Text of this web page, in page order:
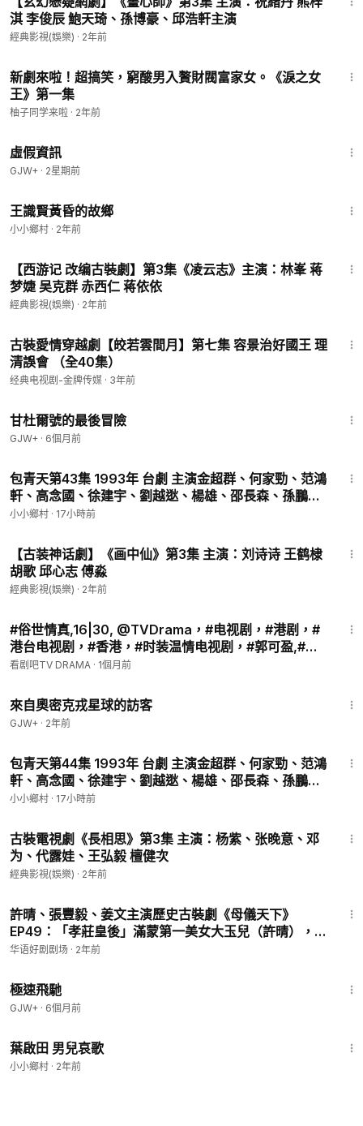
淇 李俊辰 鮑天琦、孫博豪、邱浩軒主演
經典影視(娛樂) · 2年前
新劇來啦！超搞笑，窮酸男入贅財閥富家女。《淚之女
王》第一集
柚子同学来啦 · 2年前
虛假資訊
GJW+ · 2星期前
王識賢黃昏的故鄉
小小鄉村 · 2年前
【西游记 改编古裝劇】第3集《凌云志》主演：林峯 蒋
梦婕 吴克群 赤西仁 蒋依依
經典影視(娛樂) · 2年前
古裝愛情穿越劇【皎若雲間月】第七集 容景治好國王 理
清誤會 （全40集）
经典电视剧-金牌传媒 · 3年前
甘杜爾號的最後冒險
GJW+ · 6個月前
包青天第43集 1993年 台劇 主演金超群、何家勁、范鴻
軒、高念國、徐建宇、劉越逖、楊雄、邵長森、孫鵬、
盧碧雲、曹健
小小鄉村 · 17小時前
【古装神话劇】《画中仙》第3集 主演：刘诗诗 王鹤棣
胡歌 邱心志 傅淼
經典影視(娛樂) · 2年前
#俗世情真,16|30, @TVDrama，#电视剧，#港剧，#
港台电视剧，#香港，#时装温情电视剧，#郭可盈,#谭
耀文,#向海岚,#刘兆铭，#黎耀祥,领衔主演。該劇於
耀文飾），在經歷吸毒被捕及重投社
看剧吧TV DRAMA · 1個月前
來自奧密克戎星球的訪客
GJW+ · 2年前
包青天第44集 1993年 台劇 主演金超群、何家勁、范鴻
軒、高念國、徐建宇、劉越逖、楊雄、邵長森、孫鵬、
盧碧雲、曹健
小小鄉村 · 17小時前
古裝電視劇《長相思》第3集 主演：杨紫、张晚意、邓
为、代露娃、王弘毅 檀健次
經典影視(娛樂) · 2年前
許晴、張豐毅、姜文主演歷史古裝劇《母儀天下》
EP49：「孝莊皇後」滿蒙第一美女大玉兒（許晴），美
麗溫柔，端莊恬靜。對多爾袞情深意重。比多爾袞更智
全大局
华语好剧剧场 · 2年前
極速飛馳
GJW+ · 6個月前
葉啟田 男兒哀歌
小小鄉村 · 2年前